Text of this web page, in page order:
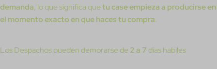
demanda, lo que significa quetu case empieza a producirse en
el momento exacto en que haces tu compra.
Los Despachos pueden demorarse de2 a 7 días habiles